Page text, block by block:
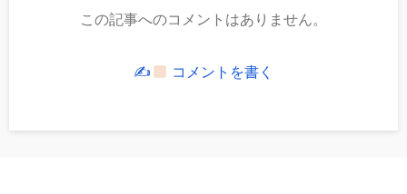
この記事へのコメントはありません。
✍ コメントを書く